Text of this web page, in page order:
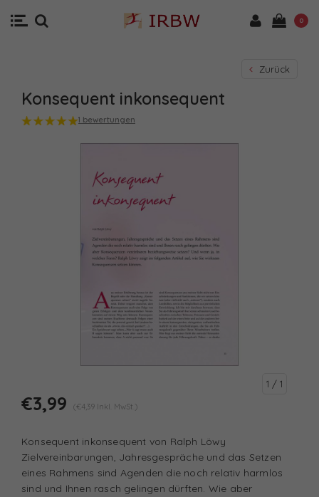
0
Zurück
Konsequent inkonsequent
1 bewertungen
1 / 1
€3,99 (€4,39 Inkl. MwSt.)
Konsequent inkonsequent von Ralph Löwy
Zielvereinbarungen, Jahresgespräche und das Setzen
eines Rahmens sind Agenden die noch relativ harmlos
sind und Ihnen rasch gelingen dürften. Wie aber